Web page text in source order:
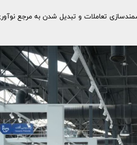
تعاملات و تبدیل شدن به مرجع نوآوری